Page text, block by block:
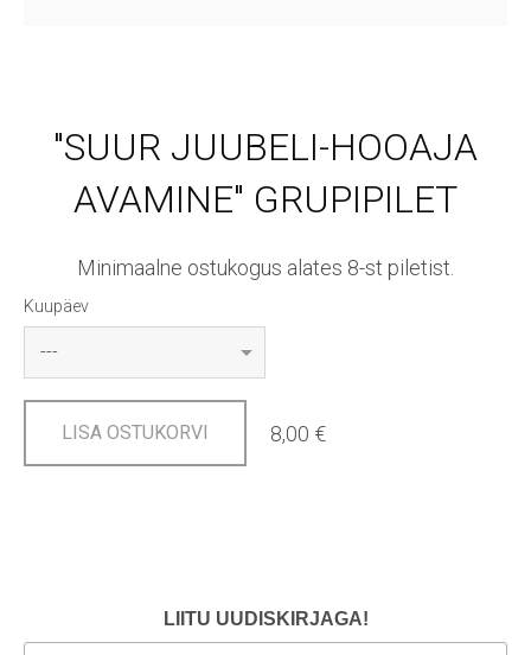
"SUUR JUUBELI-HOOAJA
AVAMINE" GRUPIPILET
Minimaalne ostukogus alates 8-st piletist.
Kuupäev
LISA OSTUKORVI 8,00 €
LIITU UUDISKIRJAGA!